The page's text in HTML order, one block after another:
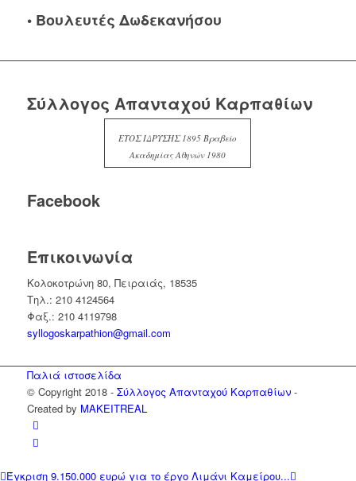
• Βουλευτές Δωδεκανήσου
Σύλλογος Απανταχού Καρπαθίων
ΕΤΟΣ ΙΔΡΥΣΗΣ 1895 Βραβείο
Ακαδημίας Αθηνών 1980
Facebook
Επικοινωνία
Κολοκοτρώνη 80, Πειραιάς, 18535
Τηλ.: 210 4124564
Φαξ.: 210 4119798
syllogoskarpathion@gmail.com
Παλιά ιστοσελίδα
© Copyright 2018 - Σύλλογος Απανταχού Καρπαθίων-
Created by MAKEITREAL
Έγκριση 9.150.000 ευρώ για το έργο Λιμάνι Καμείρου...